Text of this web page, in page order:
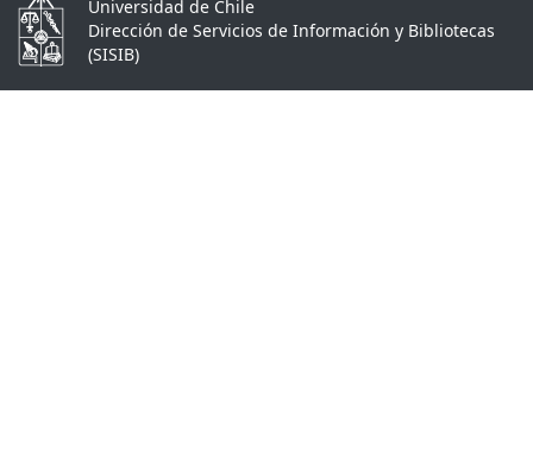
Universidad de Chile
Dirección de Servicios de Información y Bibliotecas
(SISIB)